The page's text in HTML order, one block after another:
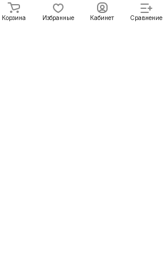
В корзину
Корзина Избранные Кабинет Сравнение